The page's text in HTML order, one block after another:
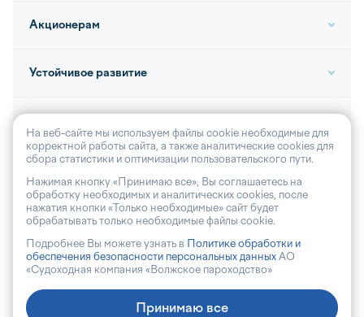
Акционерам
Устойчивое развитие
© 2026, АО «Волга-флот»
Политика обработки персональных данных
На веб-сайте мы используем файлы cookie необходимые для
корректной работы сайта, а также аналитические cookies для
сбора статистики и оптимизации пользовательского пути.
Нажимая кнопку «Принимаю все», Вы соглашаетесь на
обработку необходимых и аналитических cookies, после
нажатия кнопки «Только необходимые» сайт будет
обрабатывать только необходимые файлы cookie.
Подробнее Вы можете узнать в Политике обработки и
обеспечения безопасности персональных данных АО
«Судоходная компания «Волжское пароходство»
Принимаю все